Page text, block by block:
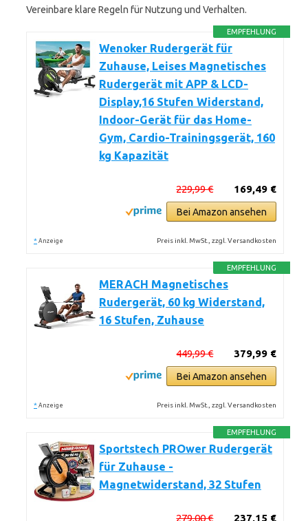
Vereinbare klare Regeln für Nutzung und Verhalten.
EMPFEHLUNG
Wenoker Rudergerät für
Zuhause, Leises Magnetisches
Rudergerät mit APP & LCD-
Display,16 Stufen Widerstand,
Indoor-Gerät für das Home-
Gym, Cardio-Trainingsgerät, 160
kg Kapazität
169,49 €
229,99 €
Bei Amazon ansehen
* Anzeige Preis inkl. MwSt., zzgl. Versandkosten
EMPFEHLUNG
MERACH Magnetisches
Rudergerät, 60 kg Widerstand,
16 Stufen, Zuhause
379,99 €
449,99 €
Bei Amazon ansehen
* Anzeige Preis inkl. MwSt., zzgl. Versandkosten
EMPFEHLUNG
Sportstech PROwer Rudergerät
für Zuhause -
Magnetwiderstand, 32 Stufen
237,15 €
279,00 €